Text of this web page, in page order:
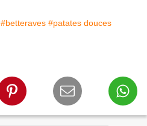
#betteraves #patates douces